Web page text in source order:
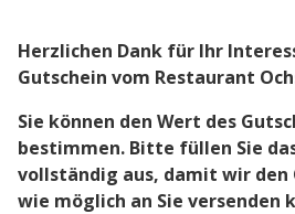
Herzlichen Dank für Ihr
Gutschein vom Restaurant
Sie können den Wert des
bestimmen. Bitte füllen Sie
vollständig aus, damit wir den
wie möglich an Sie versenden